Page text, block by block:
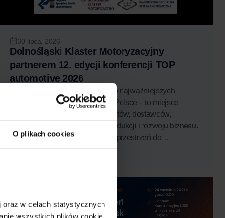
O plikach cookies
oraz w celach statystycznych
wszystkich plików cookie
30 lipca, 2026
Dolnośląski Klaster Motoryzacyjny
partnerem 12. edycji konferencji TOP
automotive 2026
TOP automotive od lat należy do najważniejszych
wydarzeń branży automotive w Polsce – to miejsce
spotkań liderów rynku, producentów, dostawców,
ekspertów jakości, zakupów, produkcji i rozwoju biznesu.
Konferencja stanowi wyjątkową przestrzeń do ...
Czytaj więcej